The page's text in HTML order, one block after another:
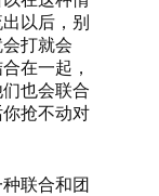
以后，别
打就会
在一起，
也会联合
抢不动对
联合和团